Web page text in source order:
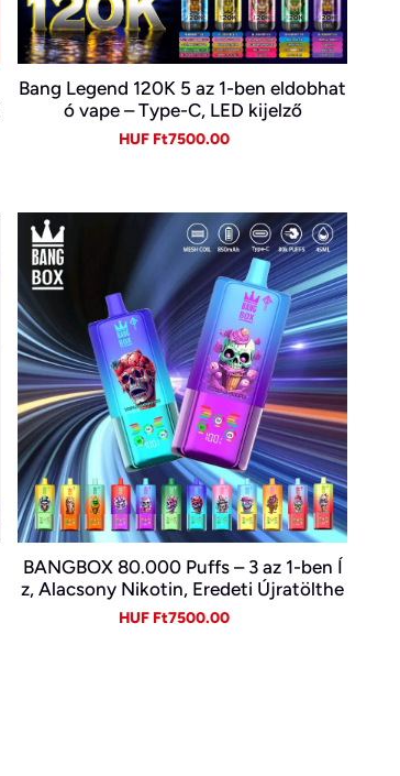
Bang Legend 120K 5 az 1-ben eldobhat
ó vape – Type-C, LED kijelző
Sale
HUF Ft7500.00
BANGBOX 80.000 Puffs – 3 az 1-ben Í
z, Alacsony Nikotin, Eredeti Újratölthe
tő Eldobható Vape Nagykereskedelem
Sale
HUF Ft7500.00